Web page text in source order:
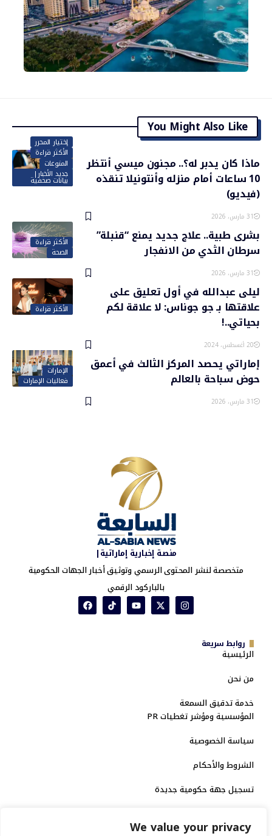
We value your privacy
You Might Also Like
إختيار المحرر
الأكثر قراءة
المنوعات
جديد الأخبار|
بيانات صحفية
ماذا كان يدبر له؟.. مجنون ميسي أنتظر
10 ساعات أمام منزله وأنتونيلا تنقذه
(فيديو)
31 مارس، 2026
الأكثر قراءة
الصحة
بشرى طبية.. علاج جديد يمنع “قنبلة”
سرطان الثدي من الانفجار
31 مارس، 2026
الأكثر قراءة
ليلى عبدالله في أول تعليق على
علاقتها بـ جو جوناس: لا علاقة لكم
بحياتي..!
20 أغسطس، 2024
الإمارات
فعاليات الإمارات
إماراتي يحصد المركز الثالث في أعمق
حوض سباحة بالعالم
31 مارس، 2026
منصة إخبارية إماراتية|
متخصصة لنشر المحتوى الرسمي وتوثيق أخبار الجهات الحكومية
بالباركود الرقمي
روابط سريعة
الرئيسية
من نحن
خدمة تدقيق السمعة
المؤسسية ومؤشر تغطيات PR
سياسة الخصوصية
الشروط والأحكام
تسجيل جهة حكومية جديدة
منصة إخبارية مرخصة